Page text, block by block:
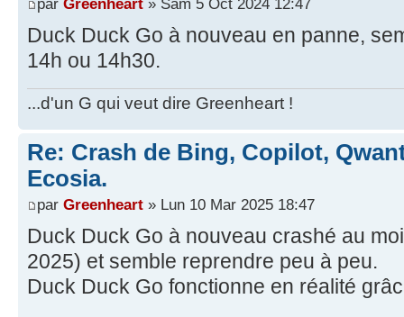
Duck Duck Go à nouveau en panne,
14h ou 14h30.
...d'un G qui veut dire Greenheart !
Re: Crash de Bing, Copilot,
Ecosia.
par Greenheart » Lun 10 Mar 2025 18:47
Duck Duck Go à nouveau crashé au
2025) et semble reprendre peu à peu.
Duck Duck Go fonctionne en réalité